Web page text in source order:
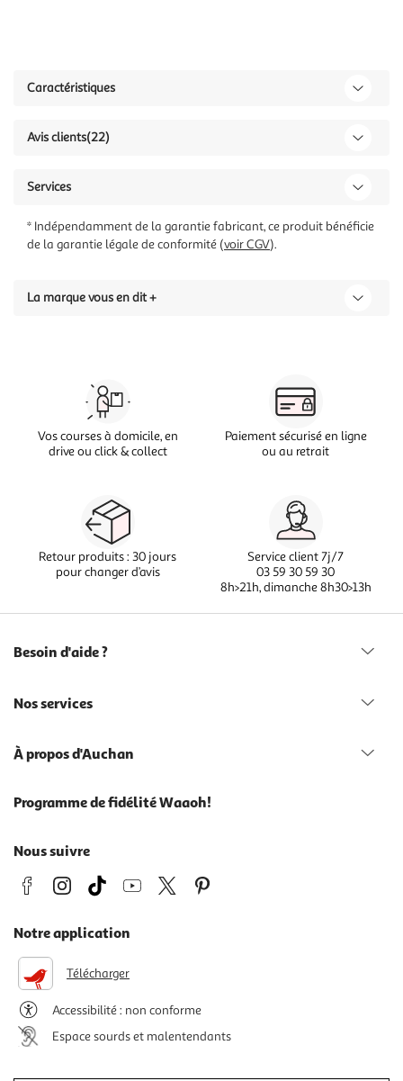
Caractéristiques
Avis clients(22)
Services
* Indépendamment de la garantie fabricant, ce produit bénéficie
de la garantie légale de conformité (voir CGV).
La marque vous en dit +
Vos courses à domicile, en
drive ou click & collect
Paiement sécurisé en ligne
ou au retrait
Retour produits : 30 jours
pour changer d’avis
Service client 7j/7
03 59 30 59 30
8h>21h, dimanche 8h30>13h
Besoin d'aide ?
Nos services
À propos d'Auchan
Programme de fidélité Waaoh!
Nous suivre
Notre application
Télécharger
Accessibilité : non conforme
Espace sourds et malentendants